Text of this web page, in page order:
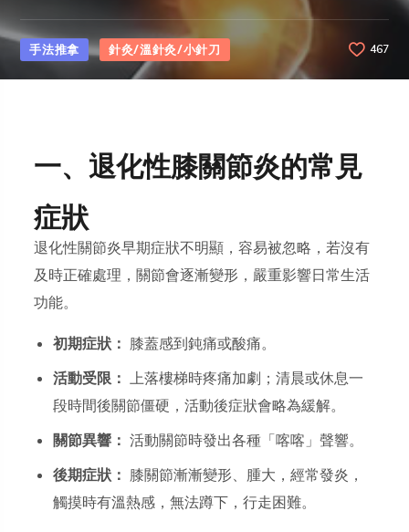
手法推拿 針灸/溫針灸/小針刀 467
一、退化性膝關節炎的常見
症狀
退化性關節炎早期症狀不明顯，容易被忽略，若沒有
及時正確處理，關節會逐漸變形，嚴重影響日常生活
功能。
初期症狀： 膝蓋感到鈍痛或酸痛。
活動受限： 上落樓梯時疼痛加劇；清晨或休息一
段時間後關節僵硬，活動後症狀會略為緩解。
關節異響： 活動關節時發出各種「喀喀」聲響。
後期症狀： 膝關節漸漸變形、腫大，經常發炎，
觸摸時有溫熱感，無法蹲下，行走困難。